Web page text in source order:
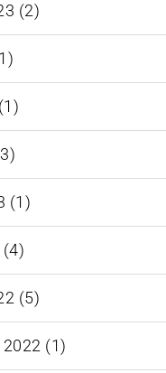
(2)
(1)
(5)
(1)